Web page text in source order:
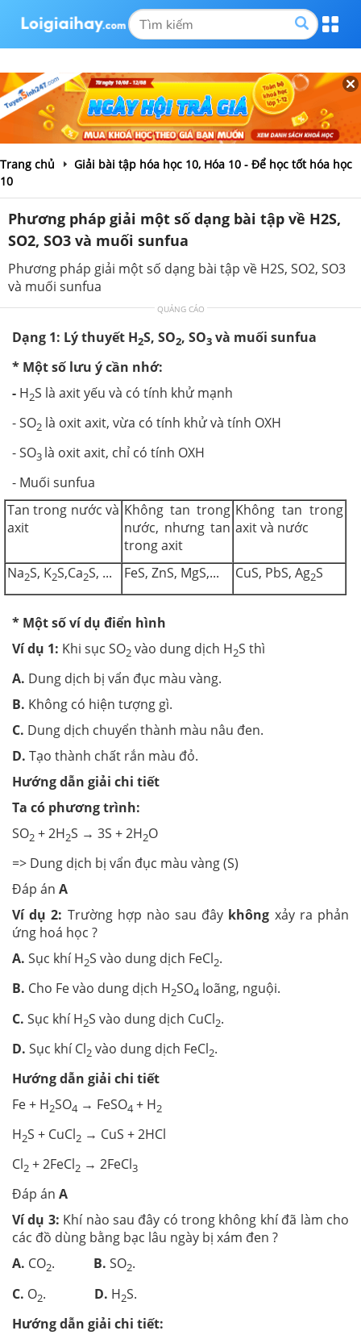
Trang chủ
Giải bài tập hóa học 10, Hóa 10 - Để học tốt hóa học
10
Phương pháp giải một số dạng bài tập về H2S,
SO2, SO3 và muối sunfua
Phương pháp giải một số dạng bài tập về H2S, SO2, SO3
và muối sunfua
QUẢNG CÁO
Dạng 1: Lý thuyết H2S, SO2, SO3 và muối sunfua
* Một số lưu ý cần nhớ:
- H2S là axit yếu và có tính khử mạnh
- SO2 là oxit axit, vừa có tính khử và tính OXH
- SO3 là oxit axit, chỉ có tính OXH
- Muối sunfua
Tan trong nước và
axit
Không tan trong
nước, nhưng tan
trong axit
Không tan trong
axit và nước
Na2S, K2S,Ca2S, ... FeS, ZnS, MgS,... CuS, PbS, Ag2S
* Một số ví dụ điển hình
Ví dụ 1: Khi sục SO2 vào dung dịch H2S thì
A. Dung dịch bị vẩn đục màu vàng.
B. Không có hiện tượng gì.
C. Dung dịch chuyển thành màu nâu đen.
D. Tạo thành chất rắn màu đỏ.
Hướng dẫn giải chi tiết
Ta có phương trình:
SO2 + 2H2S → 3S + 2H2O
=> Dung dịch bị vẩn đục màu vàng (S)
Đáp án A
Ví dụ 2: Trường hợp nào sau đây không xảy ra phản
ứng hoá học ?
A. Sục khí H2S vào dung dịch FeCl2.
B. Cho Fe vào dung dịch H2SO4 loãng, nguội.
C. Sục khí H2S vào dung dịch CuCl2.
D. Sục khí Cl2 vào dung dịch FeCl2.
Hướng dẫn giải chi tiết
Fe + H2SO4 → FeSO4 + H2
H2S + CuCl2 → CuS + 2HCl
Cl2 + 2FeCl2 → 2FeCl3
Đáp án A
Ví dụ 3: Khí nào sau đây có trong không khí đã làm cho
các đồ dùng bằng bạc lâu ngày bị xám đen ?
A. CO2. B. SO2.
C. O2. D. H2S.
Hướng dẫn giải chi tiết: